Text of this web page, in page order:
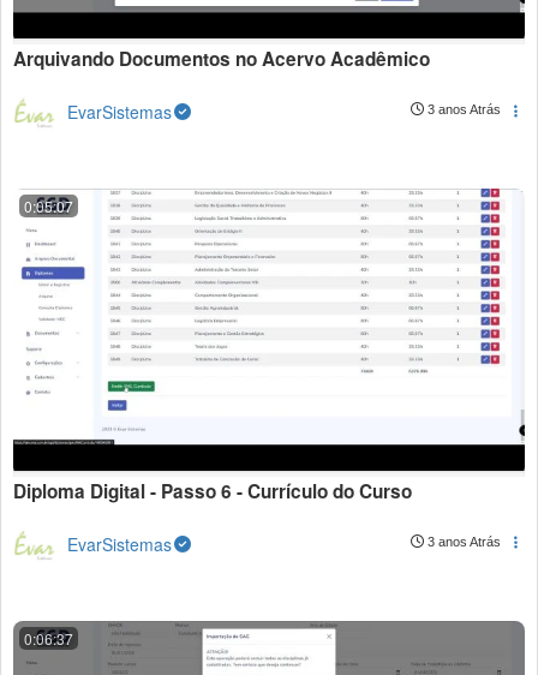
Arquivando Documentos no Acervo Acadêmico
EvarSistemas 3 anos Atrás
0:05:07
Diploma Digital - Passo 6 - Currículo do Curso
EvarSistemas 3 anos Atrás
0:06:37